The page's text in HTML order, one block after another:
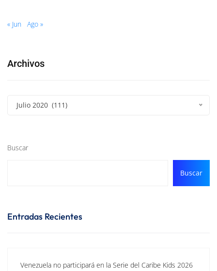
« Jun Ago »
Archivos
Julio 2020 (111)
Buscar
Buscar
Entradas Recientes
Venezuela no participará en la Serie del Caribe Kids 2026